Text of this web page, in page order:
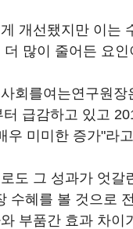
개선됐지만 이는
더 많이 줄어든 요인
회를여는연구원장
급감하고 있고
우 미미한 증가"라
도 그 성과가 엇갈
수혜를 볼 것으로
부품간 효과 차이